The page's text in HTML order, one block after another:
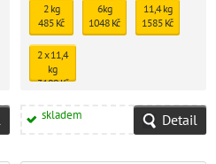
2 kg
485 Kč
6kg
1048 Kč
11,4 kg
1585 Kč
2 x 11,4
kg
3109 Kč
skladem Detail